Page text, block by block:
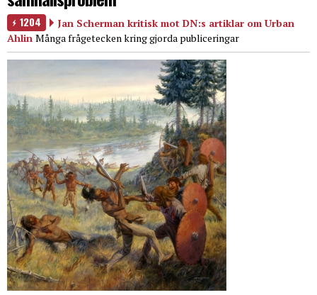
1204
Jan Scherman kritisk mot DN:s artiklar om Urban
Ahlin Många frågetecken kring gjorda publiceringar